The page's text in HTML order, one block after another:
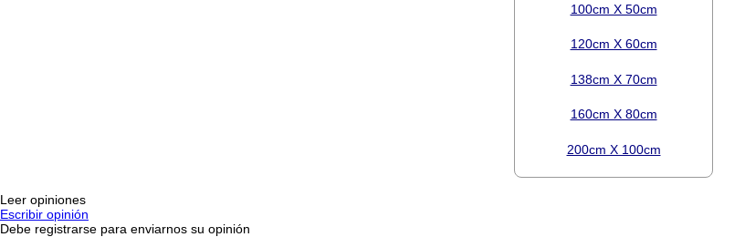
100cm X 50cm
120cm X 60cm
138cm X 70cm
160cm X 80cm
200cm X 100cm
Leer opiniones
Escribir opinión
Debe registrarse para enviarnos su opinión